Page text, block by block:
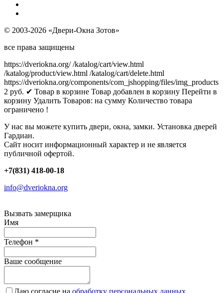
© 2003-2026 «Двери-Окна Зотов»
все права защищены
https://dveriokna.org/ /katalog/cart/view.html
/katalog/product/view.html /katalog/cart/delete.html
https://dveriokna.org/components/com_jshopping/files/img_products
2 руб. ✔ Товар в корзине Товар добавлен в корзину Перейти в
корзину Удалить Товаров: на сумму Количество товара
ограничено !
У нас вы можете купить двери, окна, замки. Установка дверей
Гардиан.
Сайт носит информационный характер и не является
публичной офертой.
+7(831) 418-00-18
info@dveriokna.org
Вызвать замерщика
Имя
Телефон *
Ваше сообщение
Даю согласие на обработку персональных данных